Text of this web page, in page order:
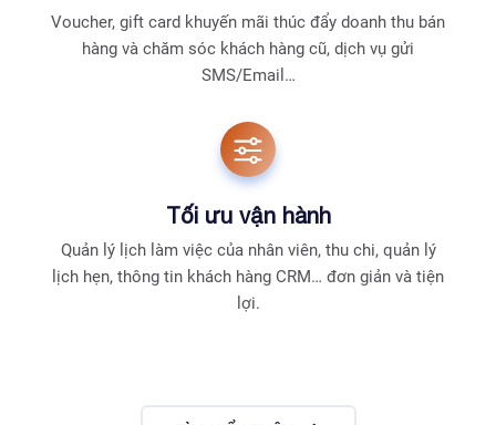
Voucher, gift card khuyến mãi thúc đẩy doanh thu bán
hàng và chăm sóc khách hàng cũ, dịch vụ gửi
SMS/Email…
Tối ưu vận hành
Quản lý lịch làm việc của nhân viên, thu chi, quản lý
lịch hẹn, thông tin khách hàng CRM… đơn giản và tiện
lợi.